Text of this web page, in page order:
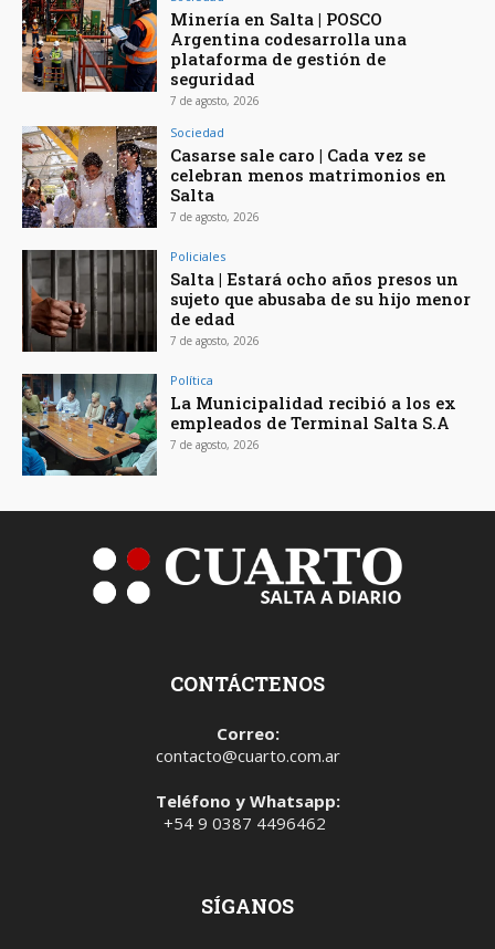
Minería en Salta | POSCO
Argentina codesarrolla una
plataforma de gestión de
seguridad
7 de agosto, 2026
Sociedad
Casarse sale caro | Cada vez se
celebran menos matrimonios en
Salta
7 de agosto, 2026
Policiales
Salta | Estará ocho años presos un
sujeto que abusaba de su hijo menor
de edad
7 de agosto, 2026
Política
La Municipalidad recibió a los ex
empleados de Terminal Salta S.A
7 de agosto, 2026
CONTÁCTENOS
Correo:
contacto@cuarto.com.ar
Teléfono y Whatsapp:
+54 9 0387 4496462
SÍGANOS